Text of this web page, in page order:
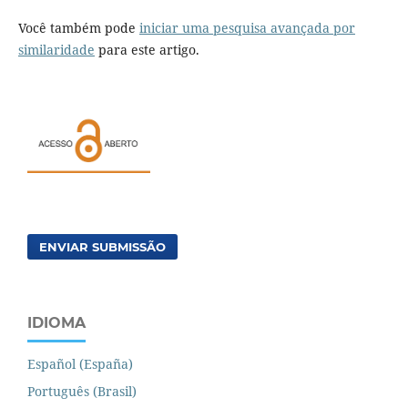
Você também pode iniciar uma pesquisa avançada por
similaridade para este artigo.
ENVIAR SUBMISSÃO
IDIOMA
Español (España)
Português (Brasil)